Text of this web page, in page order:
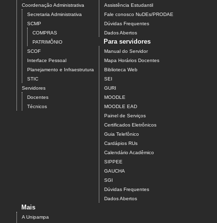
Coordenação Administrativa
Secretaria Administrativa
SCMP
COMPRAS
PATRIMÔNIO
SCOF
Interface Pessoal
Planejamento e Infraestrutura
STIC
Servidores
Docentes
Técnicos
Assistência Estudantil
Fale conosco NuDEs/PRODAE
Dúvidas Frequentes
Dados Abertos
Para servidores
Manual do Servidor
Mapa Horários Docentes
Biblioteca Web
SEI
GURI
MOODLE
MOODLE EAD
Painel de Serviços
Certificados Eletrônicos
Guia Telefônico
Cardápios RUs
Calendário Acadêmico
SIPPEE
GAUCHA
SGI
Dúvidas Frequentes
Dados Abertos
Mais
A Unipampa